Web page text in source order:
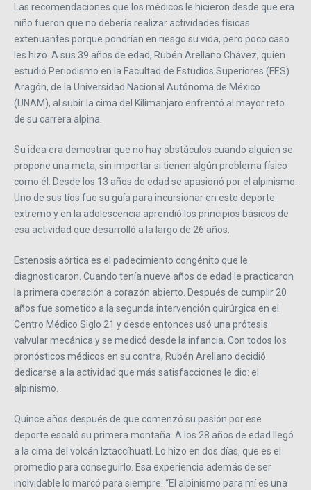
Las recomendaciones que los médicos le hicieron desde que era
niño fueron que no debería realizar actividades físicas
extenuantes porque pondrían en riesgo su vida, pero poco caso
les hizo. A sus 39 años de edad, Rubén Arellano Chávez, quien
estudió Periodismo en la Facultad de Estudios Superiores (FES)
Aragón, de la Universidad Nacional Autónoma de México
(UNAM), al subir la cima del Kilimanjaro enfrentó al mayor reto
de su carrera alpina.
Su idea era demostrar que no hay obstáculos cuando alguien se
propone una meta, sin importar si tienen algún problema físico
como él. Desde los 13 años de edad se apasionó por el alpinismo.
Uno de sus tíos fue su guía para incursionar en este deporte
extremo y en la adolescencia aprendió los principios básicos de
esa actividad que desarrolló a la largo de 26 años.
Estenosis aórtica es el padecimiento congénito que le
diagnosticaron. Cuando tenía nueve años de edad le practicaron
la primera operación a corazón abierto. Después de cumplir 20
años fue sometido a la segunda intervención quirúrgica en el
Centro Médico Siglo 21 y desde entonces usó una prótesis
valvular mecánica y se medicó desde la infancia. Con todos los
pronósticos médicos en su contra, Rubén Arellano decidió
dedicarse a la actividad que más satisfacciones le dio: el
alpinismo.
Quince años después de que comenzó su pasión por ese
deporte escaló su primera montaña. A los 28 años de edad llegó
a la cima del volcán Iztaccíhuatl. Lo hizo en dos días, que es el
promedio para conseguirlo. Esa experiencia además de ser
inolvidable lo marcó para siempre. “El alpinismo para mí es una